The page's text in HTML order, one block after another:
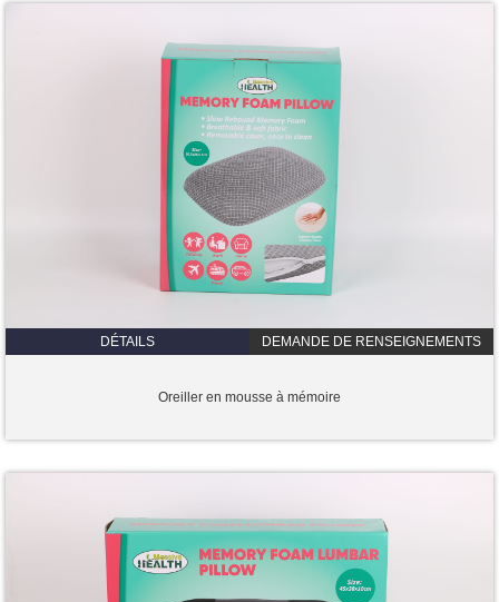
DÉTAILS DEMANDE DE RENSEIGNEMENTS
Oreiller en mousse à mémoire